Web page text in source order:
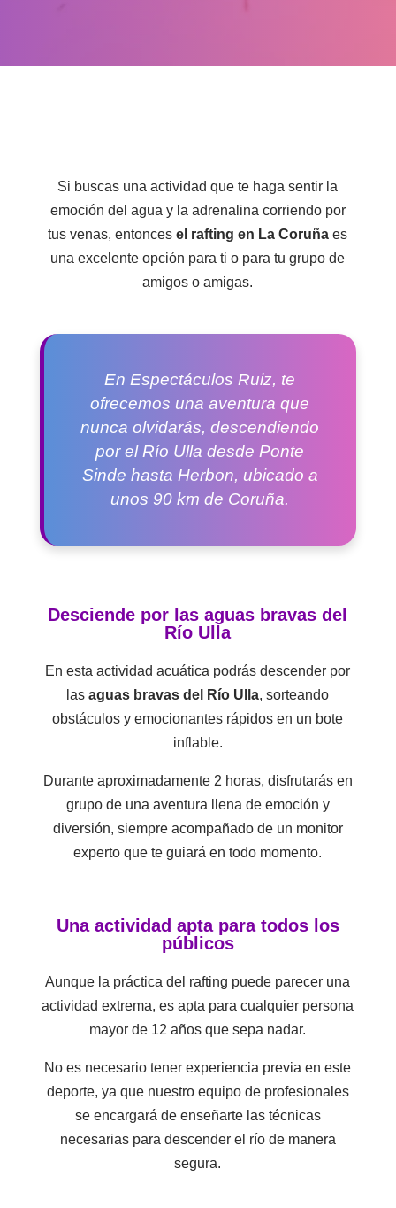
Si buscas una actividad que te haga sentir la
emoción del agua y la adrenalina corriendo por
tus venas, entoncesel rafting en La Coruñaes
una excelente opción para ti o para tu grupo de
amigos o amigas.
En Espectáculos Ruiz, te
ofrecemos una aventura que
nunca olvidarás, descendiendo
por el Río Ulla desde Ponte
Sinde hasta Herbon, ubicado a
unos 90 km de Coruña.
Desciende por las aguas bravas del
Río Ulla
En esta actividad acuática podrás descender por
lasaguas bravas del Río Ulla, sorteando
obstáculos y emocionantes rápidos en un bote
inflable.
Durante aproximadamente 2 horas, disfrutarás en
grupo de una aventura llena de emoción y
diversión, siempre acompañado de un monitor
experto que te guiará en todo momento.
Una actividad apta para todos los
públicos
Aunque la práctica del rafting puede parecer una
actividad extrema, es apta para cualquier persona
mayor de 12 años que sepa nadar.
No es necesario tener experiencia previa en este
deporte, ya que nuestro equipo de profesionales
se encargará de enseñarte las técnicas
necesarias para descender el río de manera
segura.